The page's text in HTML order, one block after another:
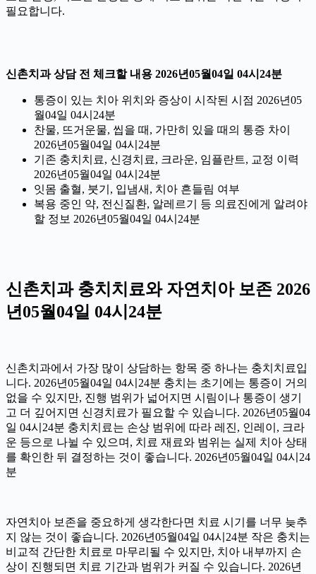
필요합니다.
신촌치과 상담 전 체크할 내용 2026년05월04일 04시24분
통증이 있는 치아 위치와 증상이 시작된 시점 2026년05
월04일 04시24분
찬물, 뜨거운물, 씹을 때, 가만히 있을 때의 통증 차이
2026년05월04일 04시24분
기존 충치치료, 신경치료, 크라운, 임플란트, 교정 이력
2026년05월04일 04시24분
잇몸 출혈, 붓기, 입냄새, 치아 흔들림 여부
복용 중인 약, 전신질환, 알레르기 등 의료진에게 알려야
할 정보 2026년05월04일 04시24분
신촌치과 충치치료와 자연치아 보존 2026
년05월04일 04시24분
신촌치과에서 가장 많이 상담하는 항목 중 하나는 충치치료입
니다. 2026년05월04일 04시24분 충치는 초기에는 통증이 거의
없을 수 있지만, 진행 범위가 넓어지면 시림이나 통증이 생기
고 더 깊어지면 신경치료가 필요할 수 있습니다. 2026년05월04
일 04시24분 충치치료는 손상 범위에 따라 레진, 인레이, 크라
운 등으로 나뉠 수 있으며, 치료 재료와 범위는 실제 치아 상태
를 확인한 뒤 결정하는 것이 좋습니다. 2026년05월04일 04시24
분
자연치아 보존을 중요하게 생각한다면 치료 시기를 너무 늦추
지 않는 것이 좋습니다. 2026년05월04일 04시24분 작은 충치는
비교적 간단한 치료로 마무리될 수 있지만, 치아 내부까지 손
상이 진행되면 치료 기간과 범위가 커질 수 있습니다. 2026년